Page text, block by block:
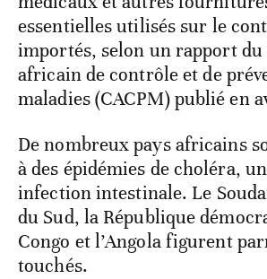
essentielles utilisés sur le
importés, selon un rapport du
africain de contrôle et de
maladies (CACPM) publié en
De nombreux pays africains
à des épidémies de choléra,
infection intestinale. Le
du Sud, la République
Congo et l’Angola figurent
touchés.